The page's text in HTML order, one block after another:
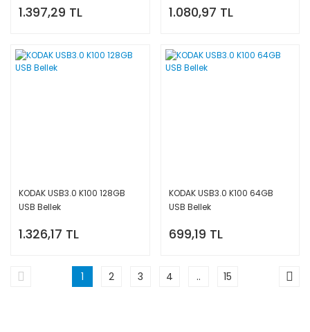
1.397,29 TL 1.080,97 TL
KODAK USB3.0 K100 128GB
USB Bellek
1.326,17 TL
KODAK USB3.0 K100 64GB
USB Bellek
699,19 TL
1 2 3 4 .. 15